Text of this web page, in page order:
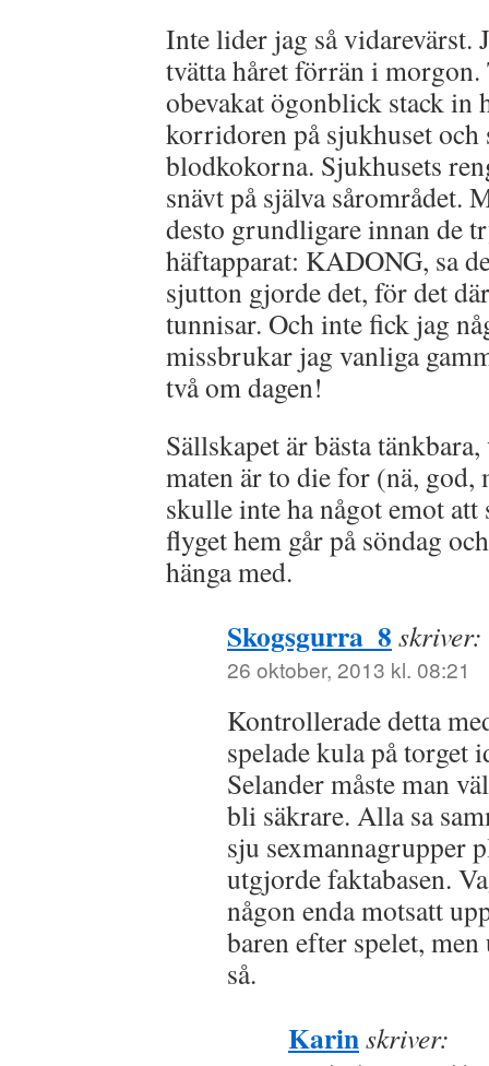
Inte lider jag så vidarevärst.
tvätta håret förrän i
obevakat ögonblick stack in
korridoren på sjukhuset och
blodkokorna. Sjukhusets
snävt på själva sårområdet.
desto grundligare innan de
häftapparat: KADONG, sa
sjutton gjorde det, för det
tunnisar. Och inte fick jag
missbrukar jag vanliga
två om dagen!
Sällskapet är bästa
maten är to die for (nä, god,
skulle inte ha något emot att
flyget hem går på söndag
hänga med.
Skogsgurra_8 skriver:
26 oktober, 2013 kl. 08:21
Kontrollerade detta
spelade kula på torget
Selander måste man
bli säkrare. Alla sa
sju sexmannagrupper
utgjorde faktabasen.
någon enda motsatt
baren efter spelet,
så.
Karinskriver: